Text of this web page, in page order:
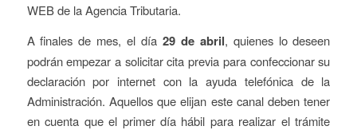
WEB de la Agencia Tributaria.
A finales de mes, el día 29 de abril, quienes lo deseen
podrán empezar a solicitar cita previa para confeccionar su
declaración por internet con la ayuda telefónica de la
Administración. Aquellos que elijan este canal deben tener
en cuenta que el primer día hábil para realizar el trámite